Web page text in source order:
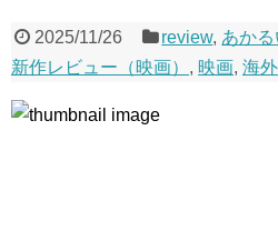
2025/11/26 review, あか
新作レビュー（映画） , 映画, 海